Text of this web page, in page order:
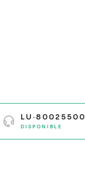
LU·80025500
DISPONIBLE